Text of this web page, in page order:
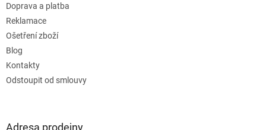
Doprava a platba
Reklamace
Ošetření zboží
Blog
Kontakty
Odstoupit od smlouvy
Adresa prodejny